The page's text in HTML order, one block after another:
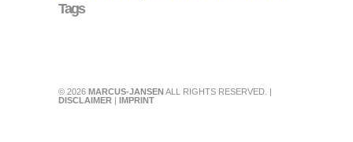
Tags
© 2026 MARCUS-JANSENALL RIGHTS RESERVED. |
DISCLAIMER | IMPRINT